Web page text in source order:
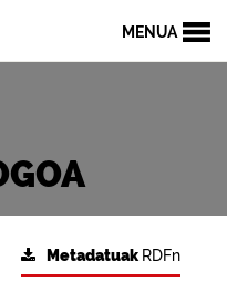
MENUA
Metadatuak RDFn